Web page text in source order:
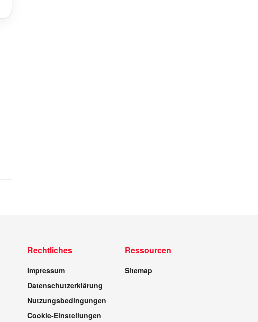
Rechtliches
Impressum
Datenschutzerklärung
Nutzungsbedingungen
Cookie-Einstellungen
Ressourcen
Sitemap